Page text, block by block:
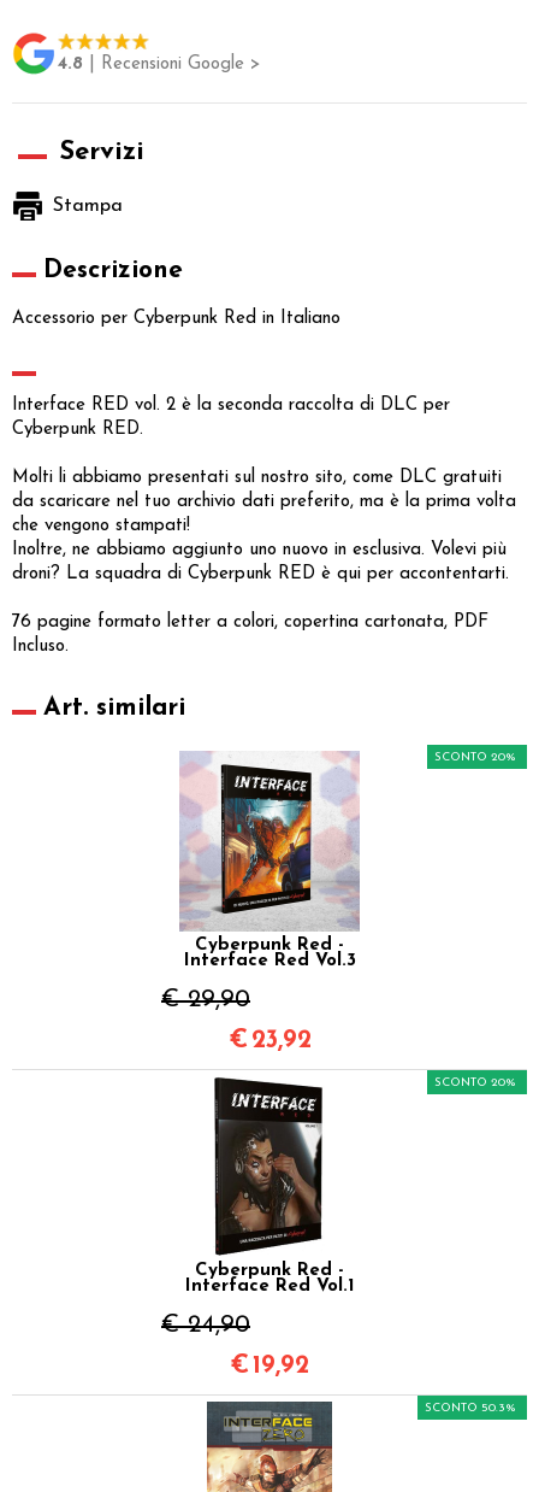
4.8 | Recensioni Google >
Servizi
Stampa
Descrizione
Accessorio per Cyberpunk Red in Italiano
Interface RED vol. 2 è la seconda raccolta di DLC per
Cyberpunk RED.
Molti li abbiamo presentati sul nostro sito, come DLC gratuiti
da scaricare nel tuo archivio dati preferito, ma è la prima volta
che vengono stampati!
Inoltre, ne abbiamo aggiunto uno nuovo in esclusiva. Volevi più
droni? La squadra di Cyberpunk RED è qui per accontentarti.
76 pagine formato letter a colori, copertina cartonata, PDF
Incluso.
Art. similari
Cyberpunk Red -
Interface Red Vol.3
€ 29,90
SCONTO 20%
€ 23,92
Cyberpunk Red -
Interface Red Vol.1
€ 24,90
SCONTO 20%
€ 19,92
SCONTO 50.3%